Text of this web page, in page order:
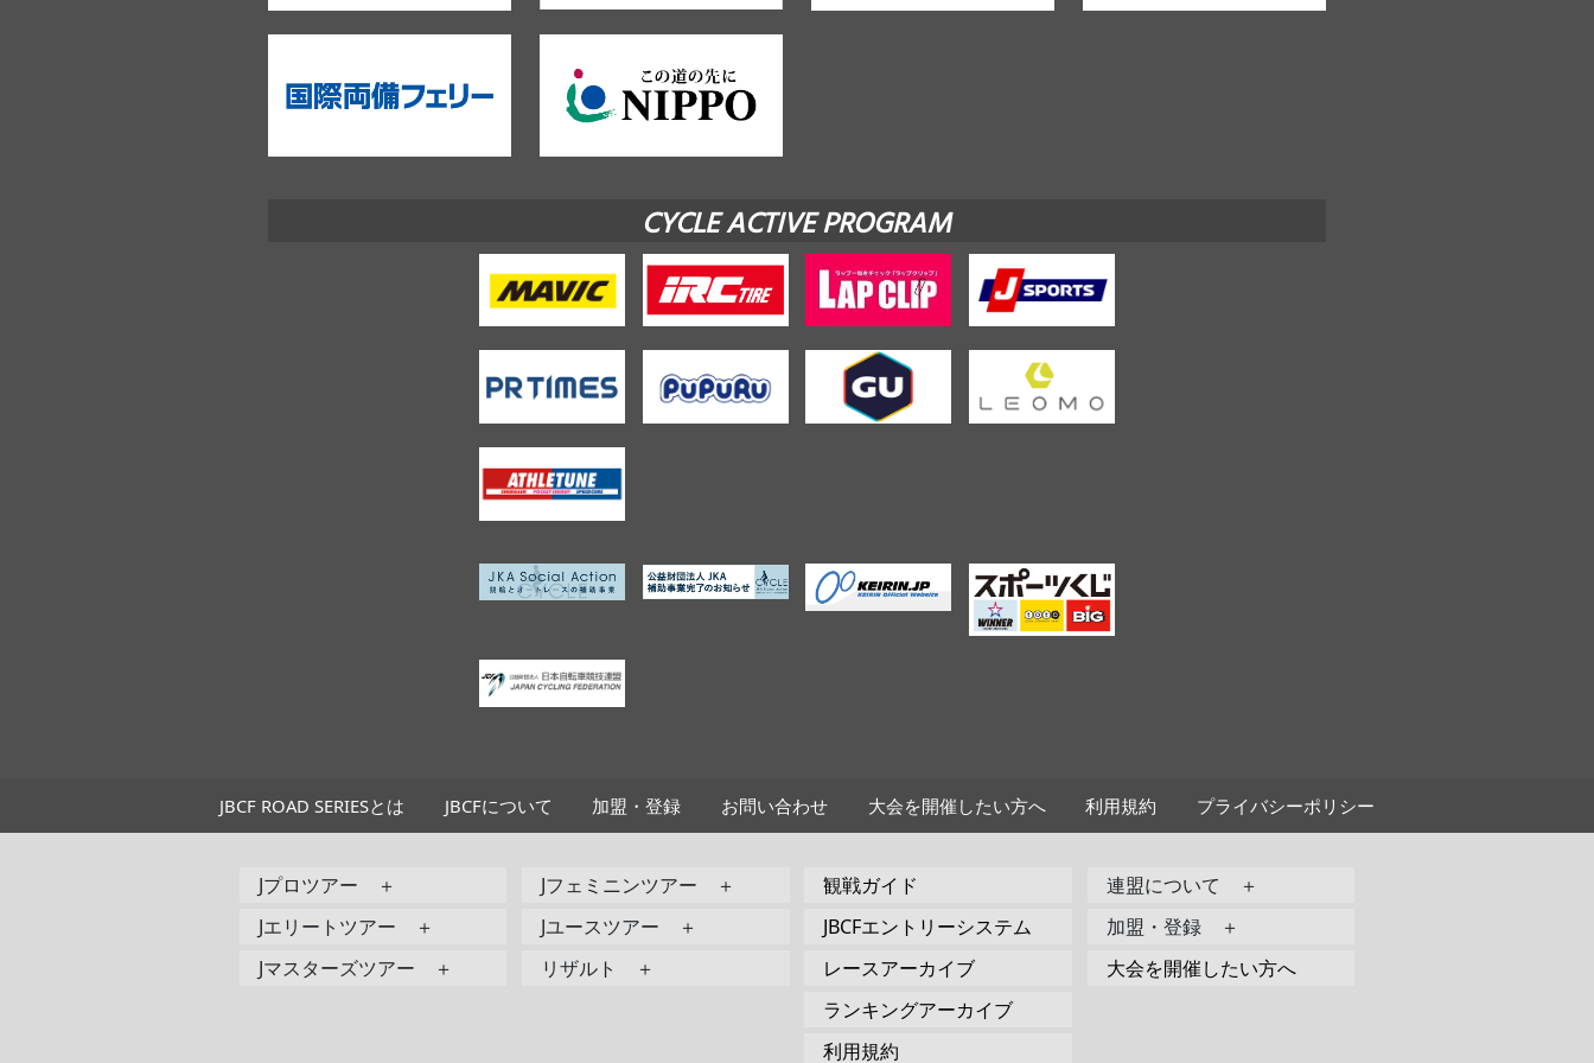
CYCLE ACTIVE PROGRAM
JBCF ROAD SERIESとは JBCFについて 加盟・登録 お問い合わせ 大会を開催したい方へ 利用規約 プライバシーポリシー
Jプロツアー ＋
Jエリートツアー ＋
Jマスターズツアー ＋
Jフェミニンツアー ＋
Jユースツアー ＋
リザルト ＋
観戦ガイド
JBCFエントリーシステム
レースアーカイブ
ランキングアーカイブ
利用規約
連盟について ＋
加盟・登録 ＋
大会を開催したい方へ